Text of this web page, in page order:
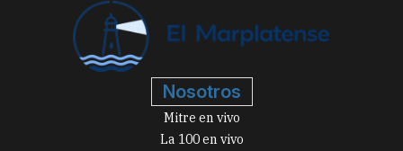
Nosotros
Mitre en vivo
La 100 en vivo